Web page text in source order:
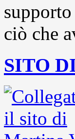
ciò che
SITO